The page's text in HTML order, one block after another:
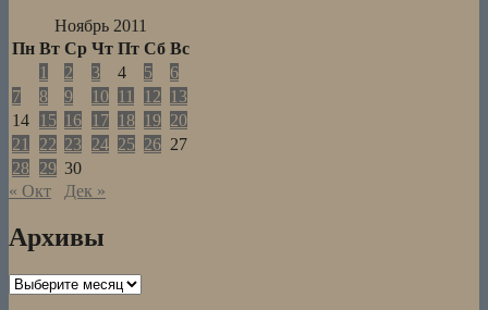
Ноябрь 2011
Пн Вт Ср Чт Пт Сб Вс
1
2 3 4 5
6
7
8 9 10 11 12
13
14
15 16 17 18 19 20
21
22 23 24 25 26 27
28 29 30
« Окт
Дек »
Архивы
Архивы